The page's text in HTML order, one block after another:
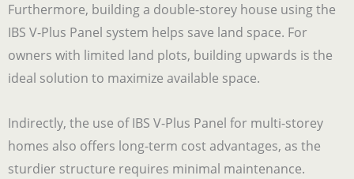
Furthermore, building a double-storey house using the
IBS V-Plus Panel system helps save land space. For
owners with limited land plots, building upwards is the
ideal solution to maximize available space.
Indirectly, the use of IBS V-Plus Panel for multi-storey
homes also offers long-term cost advantages, as the
sturdier structure requires minimal maintenance.